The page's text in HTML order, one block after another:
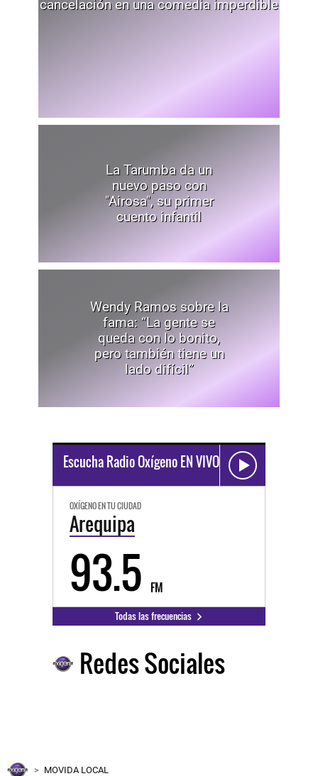
cancelación en una comedia imperdible
La Tarumba da un
nuevo paso con
"Airosa", su primer
cuento infantil
Wendy Ramos sobre la
fama: “La gente se
queda con lo bonito,
pero también tiene un
lado difícil”
Escucha Radio Oxígeno EN VIVO
OXÍGENO EN TU CIUDAD
Arequipa
93.5 FM
Todas las frecuencias
Redes Sociales
MOVIDA LOCAL